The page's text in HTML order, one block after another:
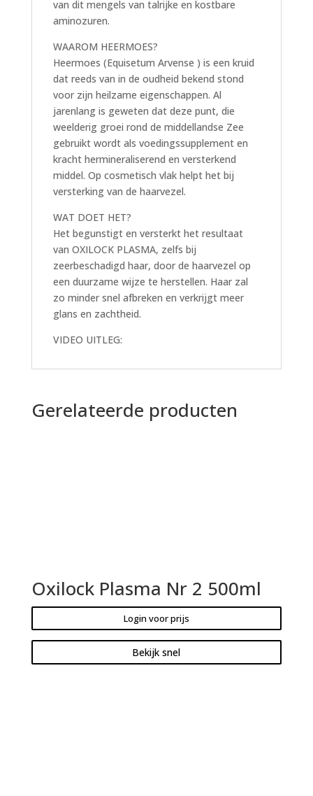
van dit mengels van talrijke en kostbare
aminozuren.
WAAROM HEERMOES?
Heermoes (Equisetum Arvense ) is een kruid
dat reeds van in de oudheid bekend stond
voor zijn heilzame eigenschappen. Al
jarenlang is geweten dat deze punt, die
weelderig groei rond de middellandse Zee
gebruikt wordt als voedingssupplement en
kracht hermineraliserend en versterkend
middel. Op cosmetisch vlak helpt het bij
versterking van de haarvezel.
WAT DOET HET?
​Het begunstigt en versterkt het resultaat
van OXILOCK PLASMA, zelfs bij
zeerbeschadigd haar, door de haarvezel op
een duurzame wijze te herstellen. Haar zal
zo minder snel afbreken en verkrijgt meer
glans en zachtheid.
VIDEO UITLEG:
Gerelateerde producten
Oxilock Plasma Nr 2 500ml
Login voor prijs
Bekijk snel